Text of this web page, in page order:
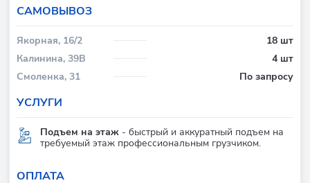
CАМОВЫВОЗ
Якорная, 16/2
18 шт
Калинина, 39В
4 шт
Смоленка, 31
По запросу
УСЛУГИ
Подъем на этаж - быстрый и аккуратный подъем на
требуемый этаж профессиональным грузчиком.
ОПЛАТА